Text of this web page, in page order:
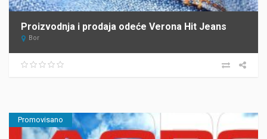
Proizvodnja i prodaja odeće Verona Hit Jeans
Bor
Promovisano